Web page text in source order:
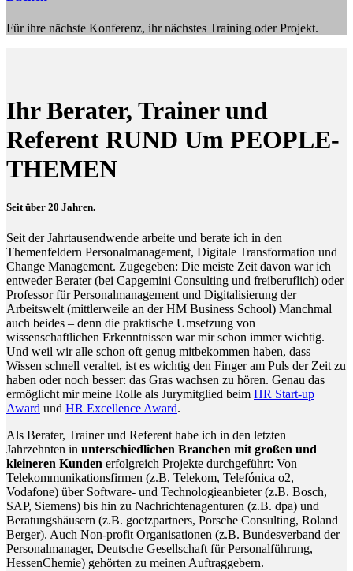
Für ihre nächste Konferenz, ihr nächstes Training oder Projekt.
Ihr Berater, Trainer und
Referent RUND Um PEOPLE-
THEMEN
Seit über 20 Jahren.
Seit der Jahrtausendwende arbeite und berate ich in den
Themenfeldern Personalmanagement, Digitale Transformation und
Change Management. Zugegeben: Die meiste Zeit davon war ich
entweder Berater (bei Capgemini Consulting und freiberuflich) oder
Professor für Personalmanagement und Digitalisierung der
Arbeitswelt (mittlerweile an der HM Business School) Manchmal
auch beides – denn die praktische Umsetzung von
wissenschaftlichen Erkenntnissen war mir schon immer wichtig.
Und weil wir alle schon oft genug mitbekommen haben, dass
Wissen schnell veraltet, ist es wichtig den Finger am Puls der Zeit zu
haben oder noch besser: das Gras wachsen zu hören. Genau das
ermöglicht mir meine Rolle als Jurymitglied beim HR Start-up
Award und HR Excellence Award.
Als Berater, Trainer und Referent habe ich in den letzten
Jahrzehnten in unterschiedlichen Branchen mit großen und
kleineren Kunden erfolgreich Projekte durchgeführt: Von
Telekommunikationsfirmen (z.B. Telekom, Telefónica o2,
Vodafone) über Software- und Technologieanbieter (z.B. Bosch,
SAP, Siemens) bis hin zu Nachrichtenagenturen (z.B. dpa) und
Beratungshäusern (z.B. goetzpartners, Porsche Consulting, Roland
Berger). Auch Non-profit Organisationen (z.B. Bundesverband der
Personalmanager, Deutsche Gesellschaft für Personalführung,
HessenChemie) gehörten zu meinen Auftraggebern.